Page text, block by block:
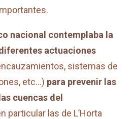
nacional contemplaba la
actuaciones
sistemas de
etc…) para prevenir las
cuencas del
particular las de L’Horta